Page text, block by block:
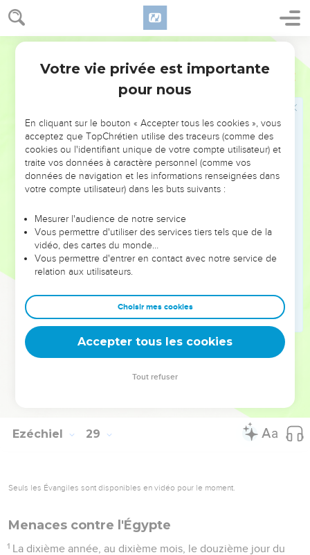
Ezéchiel 28
Sidon, et je serai glorifié au milieu de toi ; et on saura que je
suis l'Éternel, quand j'exécuterai des jugements au milieu
d'elle et que j'aurai été sanctifié en elle.
Et j'enverrai chez elle la peste, et le sang dans ses rues ; et
les blessés à mort tomberont au milieu d'elle par l'épée qui
l'Éternel.
Israël vivra en sécurité
Et il n'y aura plus pour la maison d'Israël d'aiguillon qui
blesse, ni d'épine qui cause de la douleur, d'entre tous ceux
qui étaient autour d'eux et qui les méprisaient ; et ils sauront
que je suis le Seigneur, l'Éternel.
Ainsi dit le Seigneur, l'Éternel : Quand je rassemblerai la
maison d'Israël d'entre les peuples parmi lesquels ils seront
nations, alors ils habiteront sur leur terre que j'ai donnée à
mon serviteur Jacob :
ils y habiteront en sécurité ; ils bâtiront des maisons, et ils
planteront des vignes, et ils habiteront en sécurité, quand
j'aurai exécuté des jugements sur tous ceux qui les
Ezéchiel 29
Seuls les Évangiles sont disponibles en vidéo pour le moment.
Menaces contre l'Égypte
1 La dixième année, au dixième mois, le douzième jour du
Votre vie privée est importante
pour nous
En cliquant sur le bouton « Accepter tous les cookies », vous
acceptez que TopChrétien utilise des traceurs (comme des
cookies ou l'identifiant unique de votre compte utilisateur) et
traite vos données à caractère personnel (comme vos
données de navigation et les informations renseignées dans
votre compte utilisateur) dans les buts suivants :
Mesurer l'audience de notre service
Vous permettre d'utiliser des services tiers tels que de la
vidéo, des cartes du monde…
Vous permettre d'entrer en contact avec notre service de
relation aux utilisateurs.
Choisir mes cookies
Accepter tous les cookies
Tout refuser